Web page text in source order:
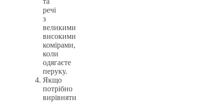
речі
з
великими
високими
комірами,
коли
одягаєте
перуку.
Якщо
потрібно
вирівняти